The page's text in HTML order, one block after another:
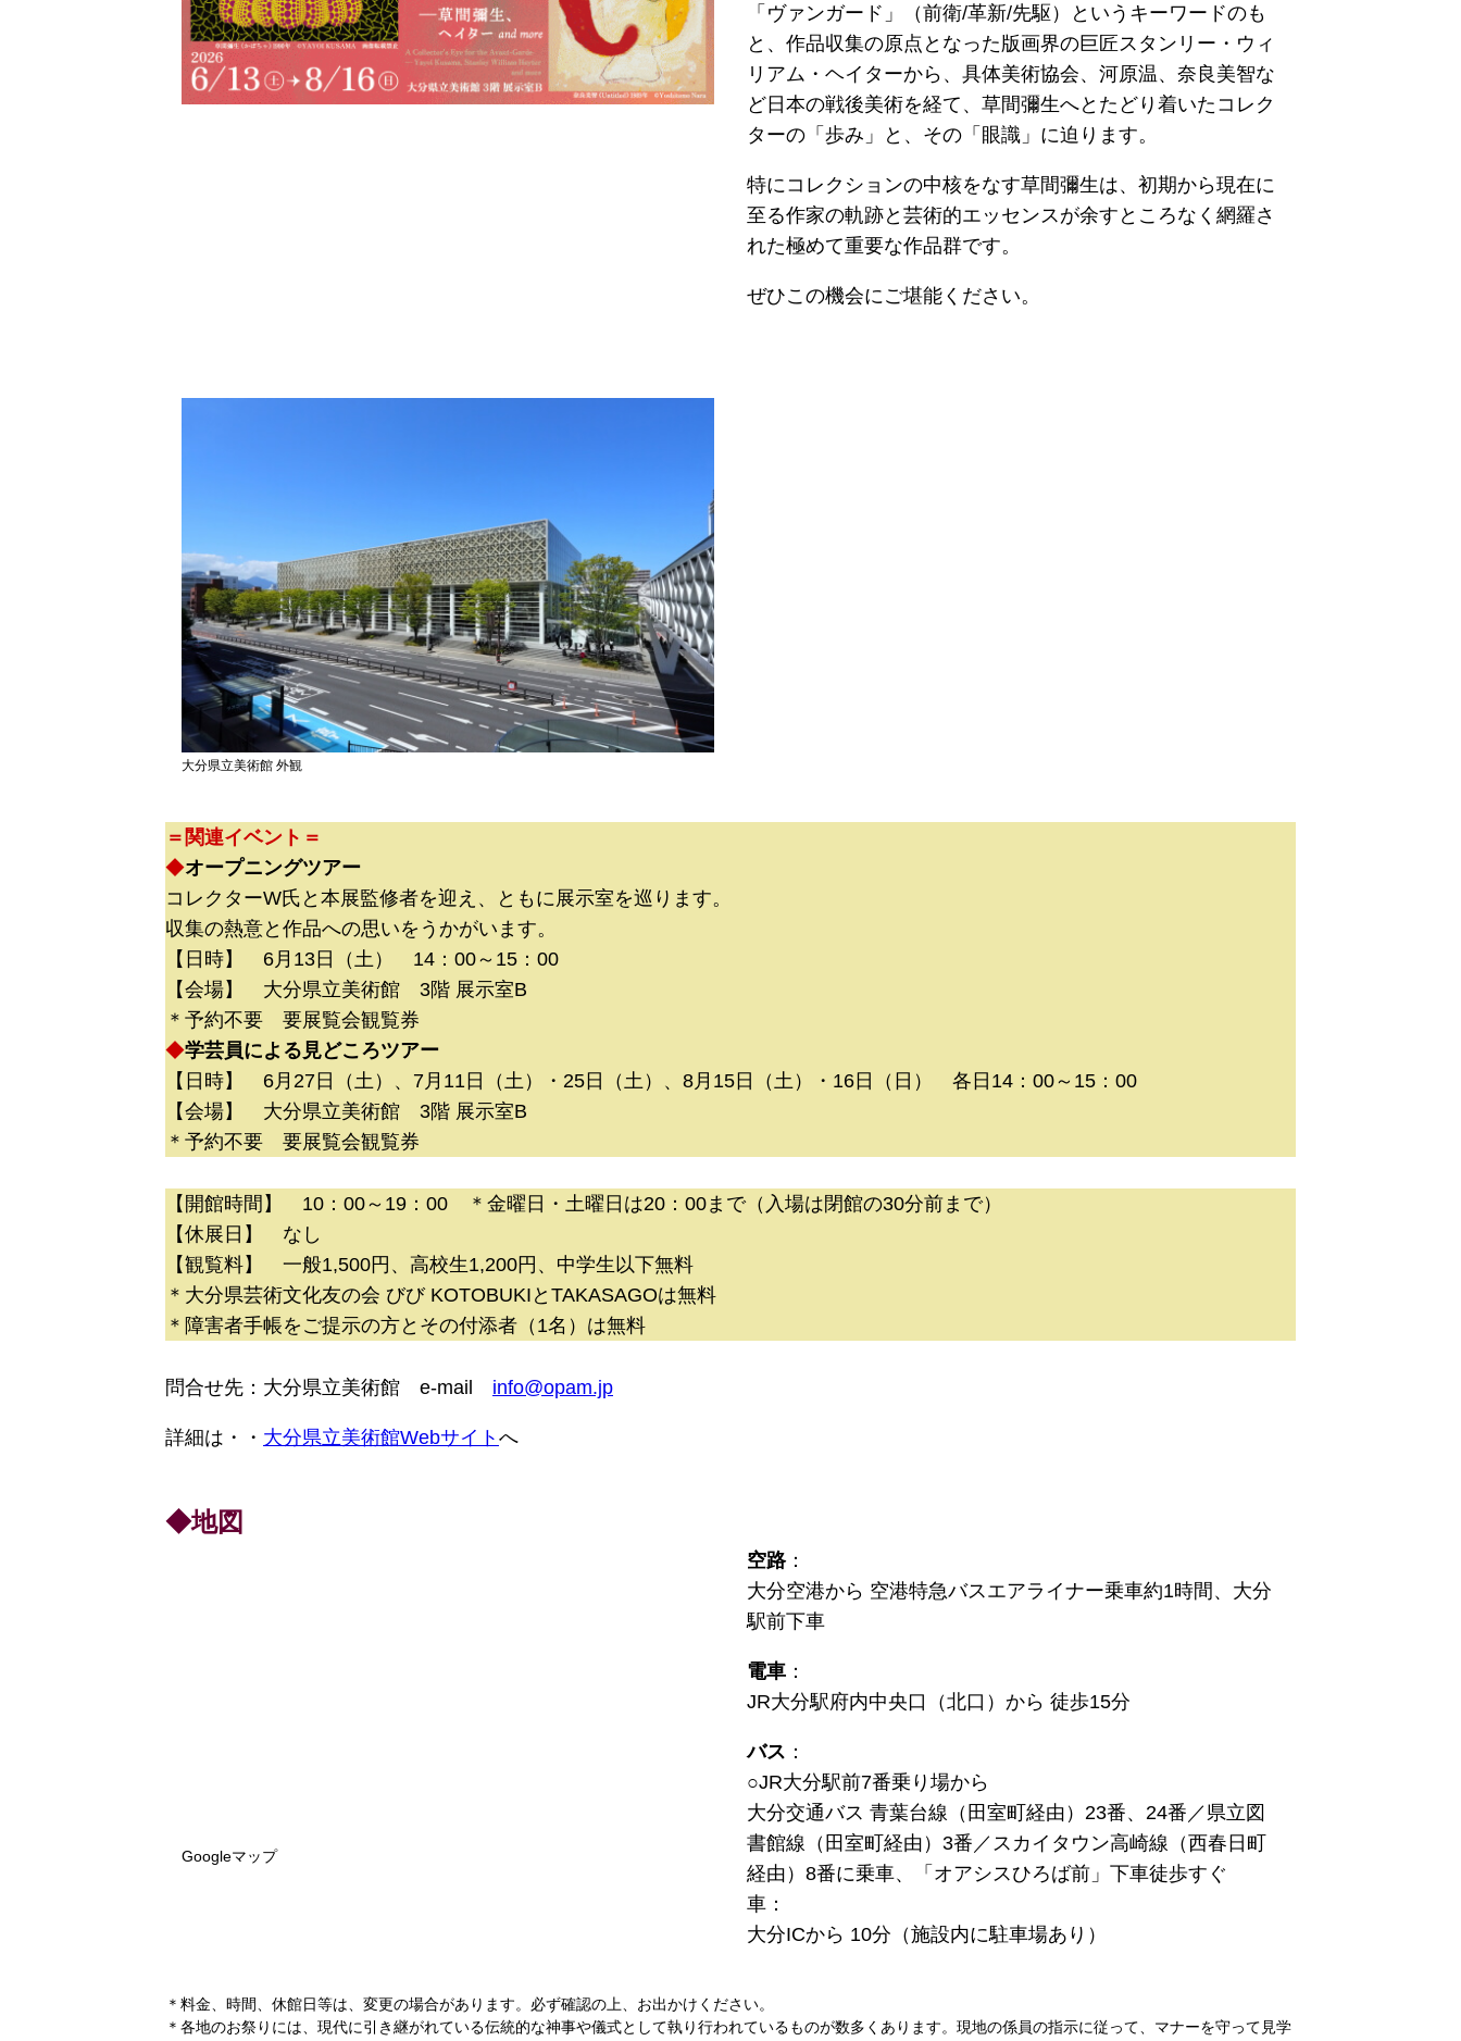
「ヴァンガード」（前衛/革新/先駆）というキーワードのも
と、作品収集の原点となった版画界の巨匠スタンリー・ウィ
リアム・ヘイターから、具体美術協会、河原温、奈良美智な
ど日本の戦後美術を経て、草間彌生へとたどり着いたコレク
ターの「歩み」と、その「眼識」に迫ります。
特にコレクションの中核をなす草間彌生は、初期から現在に
至る作家の軌跡と芸術的エッセンスが余すところなく網羅さ
れた極めて重要な作品群です。
ぜひこの機会にご堪能ください。
大分県立美術館 外観
＝関連イベント＝
◆オープニングツアー
コレクターW氏と本展監修者を迎え、ともに展示室を巡ります。
収集の熱意と作品への思いをうかがいます。
【日時】 6月13日（土） 14：00～15：00
【会場】 大分県立美術館 3階 展示室B
＊予約不要 要展覧会観覧券
◆学芸員による見どころツアー
【日時】 6月27日（土）、7月11日（土）・25日（土）、8月15日（土）・16日（日） 各日14：00～15：00
【会場】 大分県立美術館 3階 展示室B
＊予約不要 要展覧会観覧券
【開館時間】 10：00～19：00 ＊金曜日・土曜日は20：00まで（入場は閉館の30分前まで）
【休展日】 なし
【観覧料】 一般1,500円、高校生1,200円、中学生以下無料
＊大分県芸術文化友の会 びび KOTOBUKIとTAKASAGOは無料
＊障害者手帳をご提示の方とその付添者（1名）は無料
問合せ先：大分県立美術館 e-mail info@opam.jp
詳細は・・ 大分県立美術館Webサイト へ
◆地図
Googleマップ
空路：
大分空港から 空港特急バスエアライナー乗車約1時間、大分
駅前下車
電車 ：
JR大分駅府内中央口（北口）から 徒歩15分
バス ：
○JR大分駅前7番乗り場から
大分交通バス 青葉台線（田室町経由）23番、24番／県立図
書館線（田室町経由）3番／スカイタウン高崎線（西春日町
経由）8番に乗車、「オアシスひろば前」下車徒歩すぐ
車：
大分ICから 10分（施設内に駐車場あり）
＊料金、時間、休館日等は、変更の場合があります。必ず確認の上、お出かけください。
＊各地のお祭りには、現代に引き継がれている伝統的な神事や儀式として執り行われているものが数多くあります。現地の係員の指示に従って、マナーを守って見学